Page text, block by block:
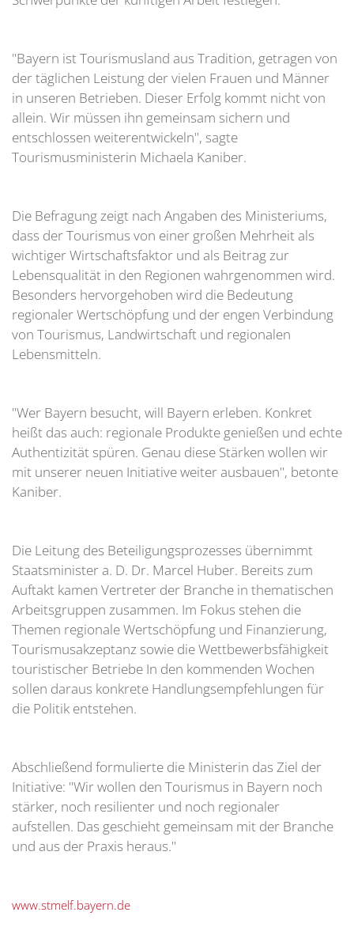
"Bayern ist Tourismusland aus Tradition, getragen von
der täglichen Leistung der vielen Frauen und Männer
in unseren Betrieben. Dieser Erfolg kommt nicht von
allein. Wir müssen ihn gemeinsam sichern und
entschlossen weiterentwickeln", sagte
Tourismusministerin Michaela Kaniber.
Die Befragung zeigt nach Angaben des Ministeriums,
dass der Tourismus von einer großen Mehrheit als
wichtiger Wirtschaftsfaktor und als Beitrag zur
Lebensqualität in den Regionen wahrgenommen wird.
Besonders hervorgehoben wird die Bedeutung
regionaler Wertschöpfung und der engen Verbindung
von Tourismus, Landwirtschaft und regionalen
Lebensmitteln.
"Wer Bayern besucht, will Bayern erleben. Konkret
heißt das auch: regionale Produkte genießen und echte
Authentizität spüren. Genau diese Stärken wollen wir
mit unserer neuen Initiative weiter ausbauen", betonte
Kaniber.
Die Leitung des Beteiligungsprozesses übernimmt
Staatsminister a. D. Dr. Marcel Huber. Bereits zum
Auftakt kamen Vertreter der Branche in thematischen
Arbeitsgruppen zusammen. Im Fokus stehen die
Themen regionale Wertschöpfung und Finanzierung,
Tourismusakzeptanz sowie die Wettbewerbsfähigkeit
touristischer Betriebe In den kommenden Wochen
sollen daraus konkrete Handlungsempfehlungen für
die Politik entstehen.
Abschließend formulierte die Ministerin das Ziel der
Initiative: "Wir wollen den Tourismus in Bayern noch
stärker, noch resilienter und noch regionaler
aufstellen. Das geschieht gemeinsam mit der Branche
und aus der Praxis heraus."
www.stmelf.bayern.de